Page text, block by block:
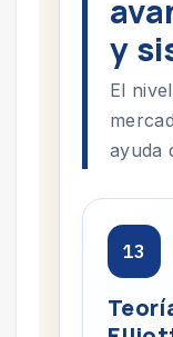
y
El
ayuda
13